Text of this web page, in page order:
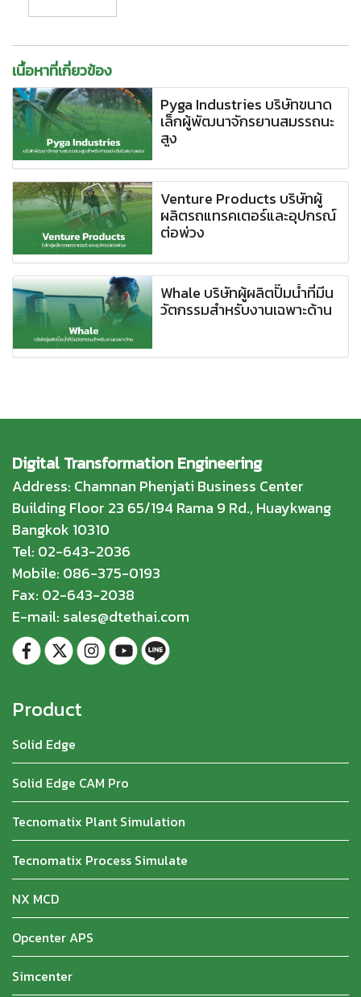
เนื้อหาที่เกี่ยวข้อง
Pyga Industries บริษัทขนาด
เล็กผู้พัฒนาจักรยานสมรรถนะ
สูง
Venture Products บริษัทผู้
ผลิตรถแทรคเตอร์และอุปกรณ์
ต่อพ่วง
Whale บริษัทผู้ผลิตปั๊มน้ำที่มีน
วัตกรรมสำหรับงานเฉพาะด้าน
Digital Transformation Engineering
Address: Chamnan Phenjati Business Center
Building Floor 23 65/194 Rama 9 Rd., Huaykwang
Bangkok 10310
Tel: 02-643-2036
Mobile: 086-375-0193
Fax: 02-643-2038
E-mail: sales@dtethai.com
Product
Solid Edge
Solid Edge CAM Pro
Tecnomatix Plant Simulation
Tecnomatix Process Simulate
NX MCD
Opcenter APS
Simcenter